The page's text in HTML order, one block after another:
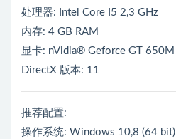
处理器: Intel Core I5 2,3 GHz
内存: 4 GB RAM
显卡: nVidia® Geforce GT 650M
DirectX 版本: 11
推荐配置:
操作系统: Windows 10,8 (64 bit)